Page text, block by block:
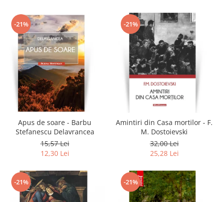
-21%
Apus de soare - Barbu
Stefanescu Delavrancea
15,57 Lei
12,30 Lei
-21%
Amintiri din Casa mortilor - F.
M. Dostoievski
32,00 Lei
25,28 Lei
-21% -21%